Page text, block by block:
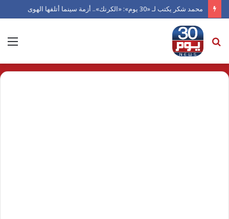
محمد شكر يكتب لـ «30 يوم»: «الكرنك».. أزمة سينما أتلفها الهوى
بحث
عن